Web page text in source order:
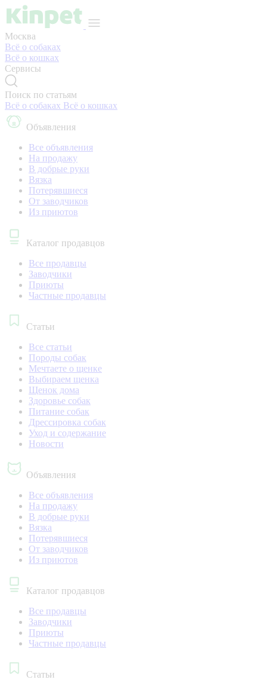
Москва
Всё о собаках
Всё о кошках
Сервисы
Поиск по статьям
Всё о собаках Всё о кошках
Объявления
Все объявления
На продажу
В добрые руки
Вязка
Потерявшиеся
От заводчиков
Из приютов
Каталог продавцов
Все продавцы
Заводчики
Приюты
Частные продавцы
Статьи
Все статьи
Породы собак
Мечтаете о щенке
Выбираем щенка
Щенок дома
Здоровье собак
Питание собак
Дрессировка собак
Уход и содержание
Новости
Объявления
Все объявления
На продажу
В добрые руки
Вязка
Потерявшиеся
От заводчиков
Из приютов
Каталог продавцов
Все продавцы
Заводчики
Приюты
Частные продавцы
Статьи